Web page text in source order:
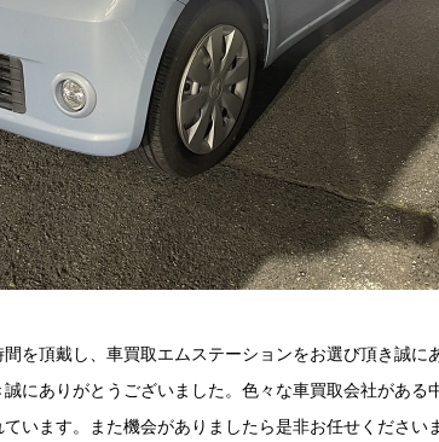
を頂戴し、車買取エムステーションをお選び頂き誠に
にありがとうございました。色々な車買取会社がある
います。また機会がありましたら是非お任せください